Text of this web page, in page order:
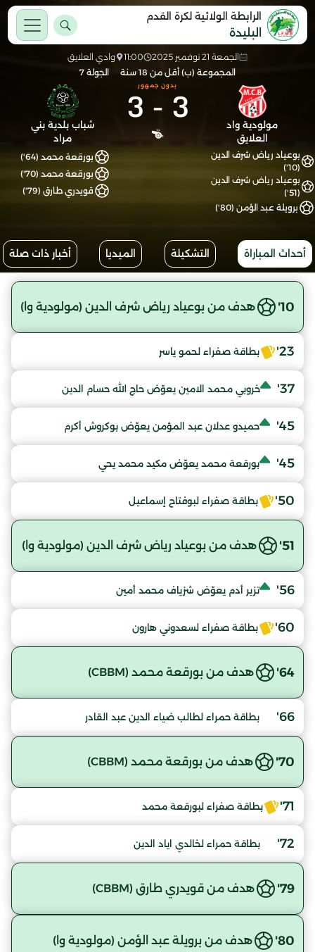
الرابطة الولائية لكرة القدم
البليدة
الجمعة 21 نوفمبر 2025 11:00
وادي العلايق
المجموعة (ب) أقل من 18 سنة
الجولة 7
مولودية واد
العلايق
3
-
3بدون جمهور
شباب بلدية بني
مراد
بوعياد رياض شرف الدين
(10')
بوعياد رياض شرف الدين
(51')
برويلة عبد الؤمن (80')
بورقعة محمد (64')
بورقعة محمد (70')
قويدري طارق (79')
أحداث المباراة التشكيلة الميديا أخبار ذات صلة
10' هدف من بوعياد رياض شرف الدين (مولودية وا)
23' بطاقة صفراء لحمو ياسر
37' خروبي محمد الامين يعوّض حاج الله حسام الدين
45' حميدو عدلان عبد المؤمن يعوّض بوكروش أكرم
45' بورقعة محمد يعوّض مكيد محمد يحي
50' بطاقة صفراء لبوفتاح إسماعيل
51' هدف من بوعياد رياض شرف الدين (مولودية وا)
56' تزير أدم يعوّض شزياف محمد أمين
60' بطاقة صفراء لسعدوني هارون
64' هدف من بورقعة محمد (CBBM)
66' بطاقة حمراء لطالب ضياء الدين عبد القادر
70' هدف من بورقعة محمد (CBBM)
71' بطاقة صفراء لبورقعة محمد
72' بطاقة حمراء لخالدي اياد الدين
79' هدف من قويدري طارق (CBBM)
80' هدف من برويلة عبد الؤمن (مولودية وا)